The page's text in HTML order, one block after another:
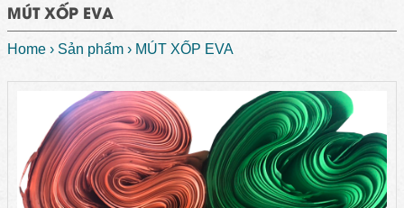
MÚT XỐP EVA
Home › Sản phẩm › MÚT XỐP EVA